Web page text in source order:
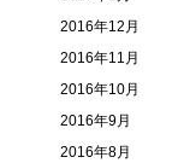
2016年12月
2016年11月
2016年10月
2016年9月
2016年8月